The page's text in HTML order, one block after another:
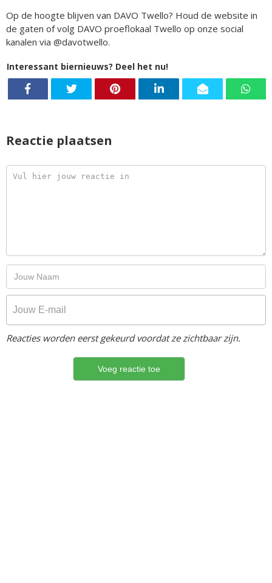
Op de hoogte blijven van DAVO Twello? Houd de website in
de gaten of volg DAVO proeflokaal Twello op onze social
kanalen via @davotwello.
Interessant biernieuws? Deel het nu!
Reactie plaatsen
Reacties worden eerst gekeurd voordat ze zichtbaar zijn.